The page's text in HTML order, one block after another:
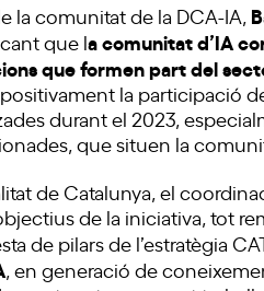
la comunitat de la DCA-IA,
que la comunitat d’IA
que formen part del
la participació
durant el 2023,
que situen la
de Catalunya, el
de la iniciativa, tot
de pilars de l’estratègia
, en generació de